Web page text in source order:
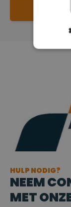
HULP NODIG?
NEEM
MET